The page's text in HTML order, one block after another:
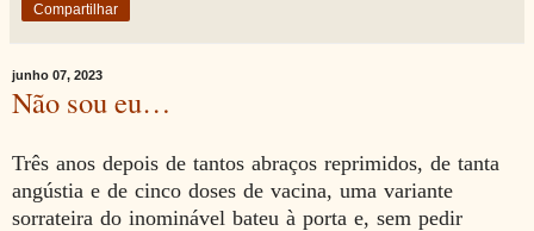
Compartilhar
junho 07, 2023
Não sou eu…
Três anos depois de tantos abraços reprimidos, de tanta
angústia e de cinco doses de vacina, uma variante
sorrateira do inominável bateu à porta e, sem pedir